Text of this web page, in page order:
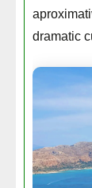
dramatic